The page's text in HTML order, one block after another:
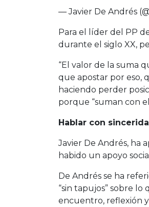
— Javier De Andrés
Para el líder del PP
durante el siglo XX,
“El valor de la suma
que apostar por eso,
haciendo perder
porque “suman con
Hablar con
Javier De Andrés, ha
habido un apoyo
De Andrés se ha
“sin tapujos” sobre
encuentro, reflexión